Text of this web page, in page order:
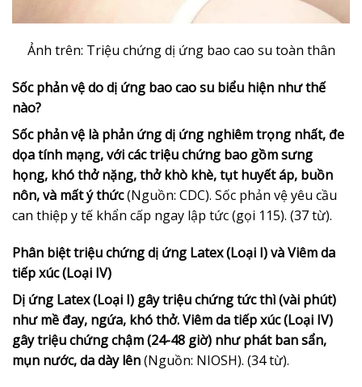
Ảnh trên: Triệu chứng dị ứng bao cao su toàn thân
Sốc phản vệ do dị ứng bao cao su biểu hiện như thế
nào?
Sốc phản vệ là phản ứng dị ứng nghiêm trọng nhất, đe
dọa tính mạng, với các triệu chứng bao gồm sưng
họng, khó thở nặng, thở khò khè, tụt huyết áp, buồn
nôn, và mất ý thức(Nguồn: CDC). Sốc phản vệ yêu cầu
can thiệp y tế khẩn cấp ngay lập tức (gọi 115). (37 từ).
Phân biệt triệu chứng dị ứng Latex (Loại I) và Viêm da
tiếp xúc (Loại IV)
Dị ứng Latex (Loại I) gây triệu chứng tức thì (vài phút)
như mề đay, ngứa, khó thở. Viêm da tiếp xúc (Loại IV)
gây triệu chứng chậm (24-48 giờ) như phát ban sẩn,
mụn nước, da dày lên(Nguồn: NIOSH). (34 từ).